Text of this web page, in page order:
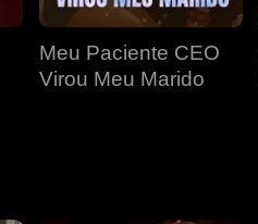
Meu Paciente CEO
Virou Meu Marido